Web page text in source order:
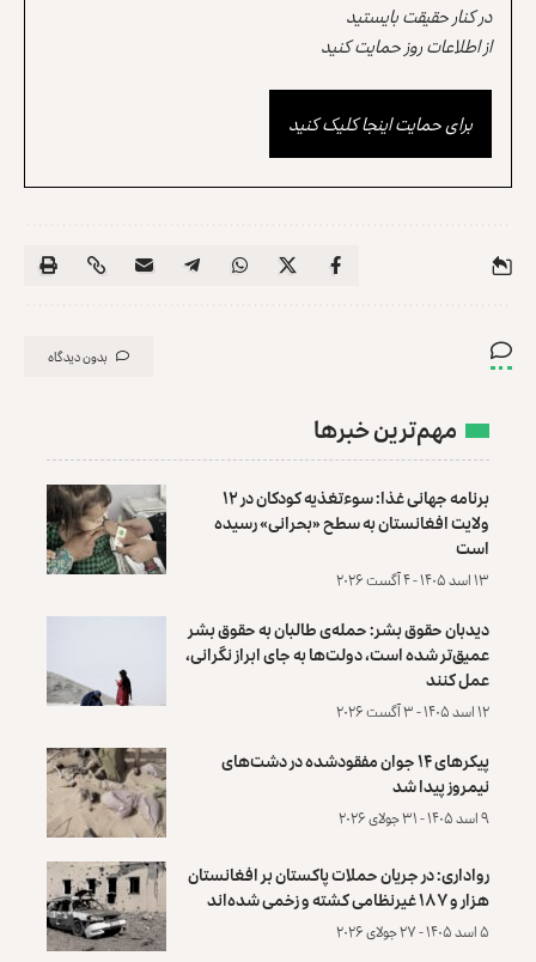
در کنار حقیقت بایستید
از اطلاعات روز حمایت کنید
برای حمایت اینجا کلیک کنید
بدون دیدگاه
مهم‌ترین خبرها
برنامه جهانی غذا: سوءتغذیه کودکان در ۱۲
ولایت افغانستان به سطح «بحرانی» رسیده
است
۱۳ اسد ۱۴۰۵ - ۴ آگست ۲۰۲۶
دیدبان حقوق بشر: حمله‌ی طالبان به حقوق بشر
عمیق‌تر شده است، دولت‌ها به جای ابراز نگرانی،
عمل کنند
۱۲ اسد ۱۴۰۵ - ۳ آگست ۲۰۲۶
پیکرهای ۱۴ جوان مفقودشده در دشت‌های
نیمروز پیدا شد
۹ اسد ۱۴۰۵ - ۳۱ جولای ۲۰۲۶
رواداری: در جریان حملات پاکستان بر افغانستان
هزار و ۱۸۷ غیرنظامی کشته و زخمی شده‌اند
۵ اسد ۱۴۰۵ - ۲۷ جولای ۲۰۲۶